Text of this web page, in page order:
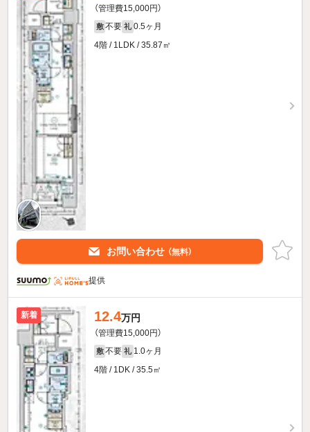
（管理費15,000円）
敷 不要 礼 0.5ヶ月
4階 / 1LDK / 35.87㎡
お問い合わせ （無料）
提供
新着 12.4万円
（管理費15,000円）
敷 不要 礼 1.0ヶ月
4階 / 1DK / 35.5㎡